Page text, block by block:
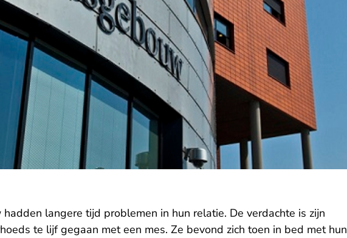
langere tijd problemen in hun relatie. De verdachte is zijn
te lijf gegaan met een mes. Ze bevond zich toen in bed met hun